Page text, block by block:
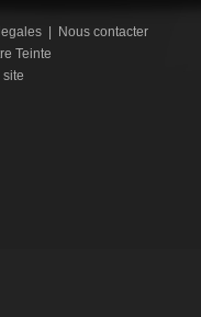
| Nous contacter
Teinte
site